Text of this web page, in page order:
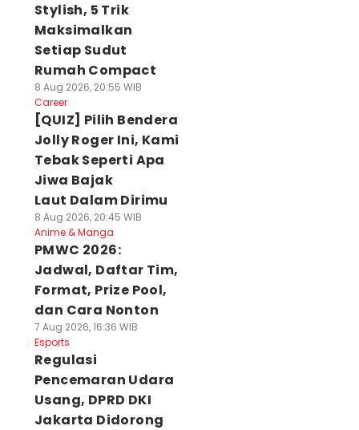
Stylish, 5 Trik
Maksimalkan
Setiap Sudut
Rumah Compact
8 Aug 2026, 20:55 WIB
Career
[QUIZ] Pilih Bendera
Jolly Roger Ini, Kami
Tebak Seperti Apa
Jiwa Bajak
Laut Dalam Dirimu
8 Aug 2026, 20:45 WIB
Anime & Manga
PMWC 2026:
Jadwal, Daftar Tim,
Format, Prize Pool,
dan Cara Nonton
7 Aug 2026, 16:36 WIB
Esports
Regulasi
Pencemaran Udara
Usang, DPRD DKI
Jakarta Didorong